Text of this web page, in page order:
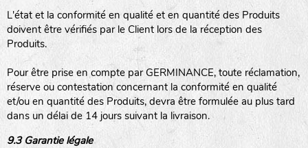
L'état et la conformité en qualité et en quantité des Produits
doivent être vérifiés par le Client lors de la réception des
Produits.
Pour être prise en compte par GERMINANCE, toute réclamation,
réserve ou contestation concernant la conformité en qualité
et/ou en quantité des Produits, devra être formulée au plus tard
dans un délai de 14 jours suivant la livraison.
9.3 Garantie légale